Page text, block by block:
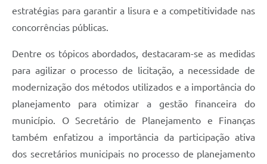
estratégias para garantir a lisura e a competitividade nas
concorrências públicas.
Dentre os tópicos abordados, destacaram-se as medidas
para agilizar o processo de licitação, a necessidade de
modernização dos métodos utilizados e a importância do
planejamento para otimizar a gestão financeira do
município. O Secretário de Planejamento e Finanças
também enfatizou a importância da participação ativa
dos secretários municipais no processo de planejamento